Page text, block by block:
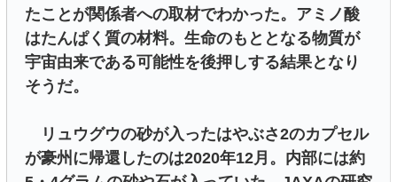
たことが関係者への取材でわかった。アミノ酸
はたんぱく質の材料。生命のもととなる物質が
宇宙由来である可能性を後押しする結果となり
そうだ。
リュウグウの砂が入ったはやぶさ2のカプセル
が豪州に帰還したのは2020年12月。内部には約